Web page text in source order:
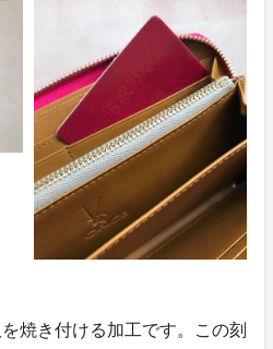
焼き付ける加工です。この刻